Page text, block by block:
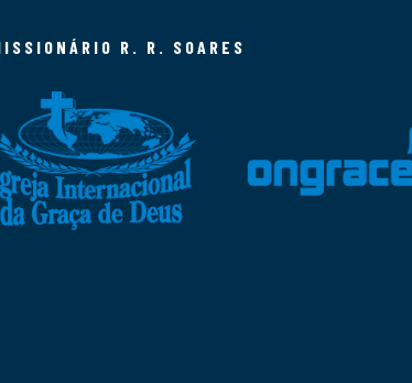
R. R. SOARES